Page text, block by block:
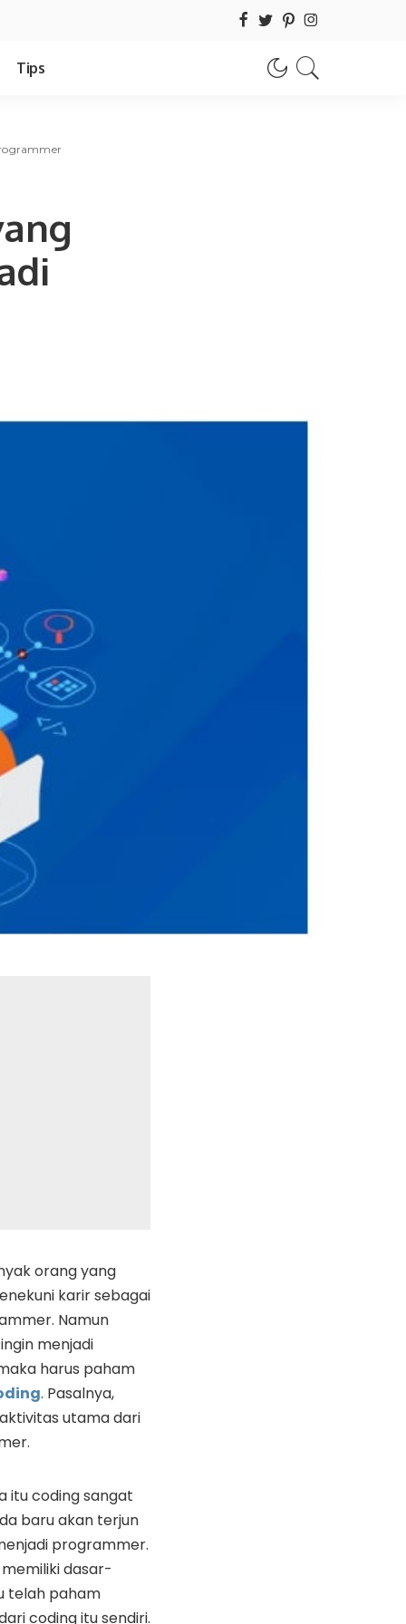
Tips
orang yang
karir sebagai
Namun
menjadi
harus paham
. Pasalnya,
utama dari
itu coding sangat
baru akan terjun
programmer.
dasar-
telah paham
coding itu sendiri.